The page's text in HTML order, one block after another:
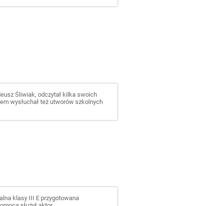
Śliwiak, odczytał kilka swoich
wysłuchał też utworów szkolnych
klasy III E przygotowana